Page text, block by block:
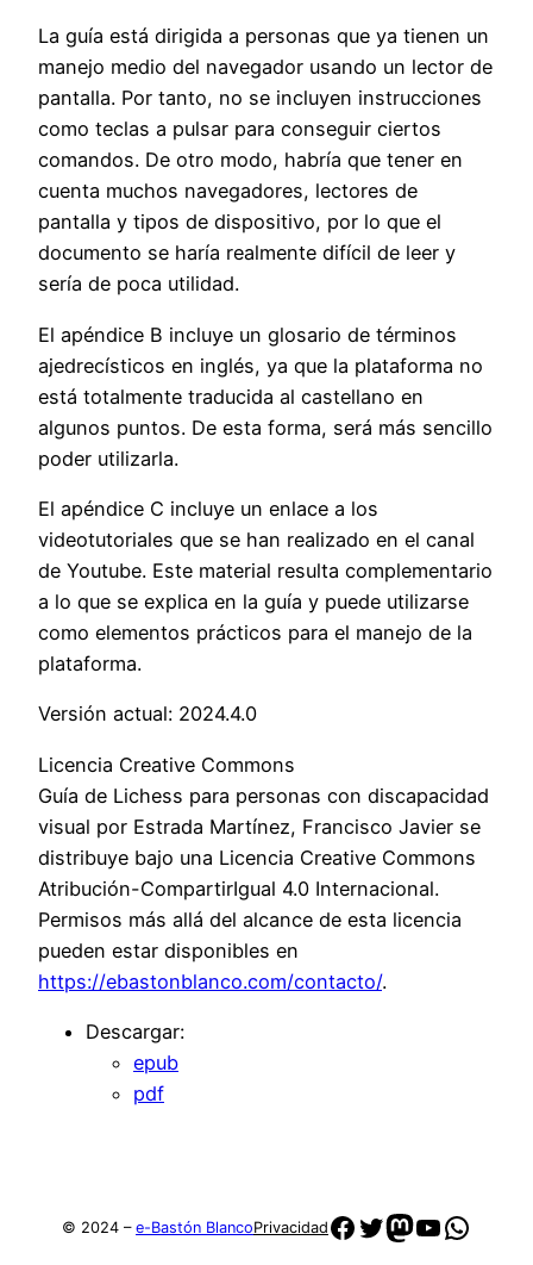
La guía está dirigida a personas que ya tienen un
manejo medio del navegador usando un lector de
pantalla. Por tanto, no se incluyen instrucciones
como teclas a pulsar para conseguir ciertos
comandos. De otro modo, habría que tener en
cuenta muchos navegadores, lectores de
pantalla y tipos de dispositivo, por lo que el
documento se haría realmente difícil de leer y
sería de poca utilidad.
El apéndice B incluye un glosario de términos
ajedrecísticos en inglés, ya que la plataforma no
está totalmente traducida al castellano en
algunos puntos. De esta forma, será más sencillo
poder utilizarla.
El apéndice C incluye un enlace a los
videotutoriales que se han realizado en el canal
de Youtube. Este material resulta complementario
a lo que se explica en la guía y puede utilizarse
como elementos prácticos para el manejo de la
plataforma.
Versión actual: 2024.4.0
Licencia Creative Commons
Guía de Lichess para personas con discapacidad
visual por Estrada Martínez, Francisco Javier se
distribuye bajo una Licencia Creative Commons
Atribución-CompartirIgual 4.0 Internacional.
Permisos más allá del alcance de esta licencia
pueden estar disponibles en
https://ebastonblanco.com/contacto/.
Descargar:
epub
pdf
© 2024 – e-Bastón BlancoPrivacidadFacebook
Twitter
Mastodon
YouTube